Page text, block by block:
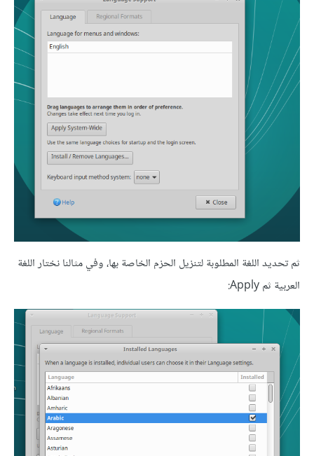
ثم تحديد اللغة المطلوبة لتنزيل الحزم الخاصة بها، وفي مثالنا نختار اللغة
العربية ثم Apply: